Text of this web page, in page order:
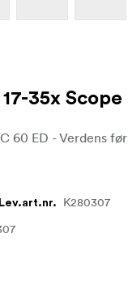
35x Scope
Lev.art.nr. K280307